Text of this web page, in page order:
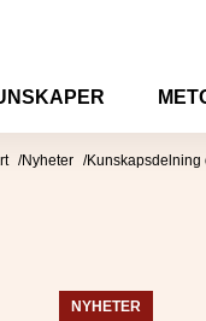
Innovation
Nyheter Kunskapsdelning
NYHETER